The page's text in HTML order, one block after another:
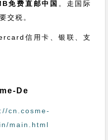
免费直邮中国 。走国际
交税。
信用卡、银联、支
De
cn.cosme-
main.html